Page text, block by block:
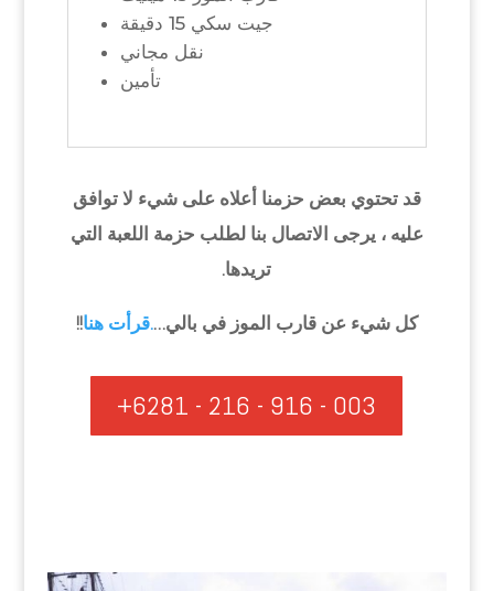
جيت سكي 15 دقيقة
نقل مجاني
تأمين
قد تحتوي بعض حزمنا أعلاه على شيء لا توافق
عليه ، يرجى الاتصال بنا لطلب حزمة اللعبة التي
تريدها.
كل شيء عن قارب الموز في بالي….قرأت هنا!!
+6281 - 216 - 916 - 003